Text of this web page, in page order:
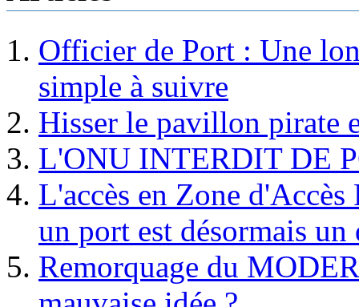
Officier de Port : Une
simple à suivre
Hisser le pavillon pirate
L'ONU INTERDIT DE
L'accès en Zone
un port est désormais un
Remorquage du